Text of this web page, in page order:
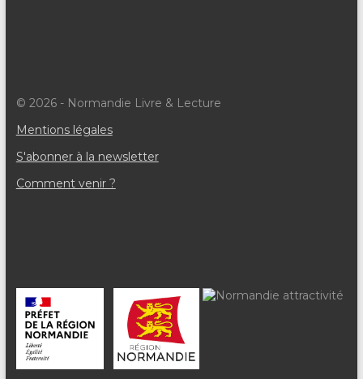
© 2026 - Normandie Livre & Lecture
Mentions légales
S'abonner à la newsletter
Comment venir ?